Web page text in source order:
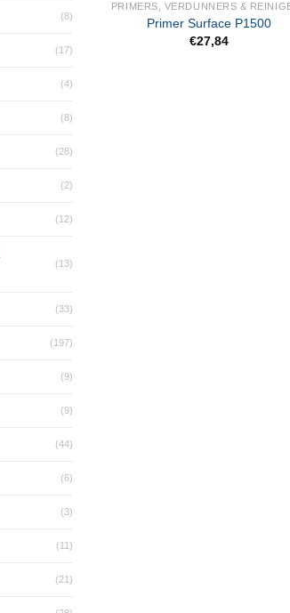
(8)
(17)
(4)
(8)
(28)
(2)
(12)
(13)
(33)
(197)
(9)
(9)
(44)
(6)
(3)
(11)
(21)
PRIMERS, VERDUNNERS &
Primer Surface P1500
€27,84